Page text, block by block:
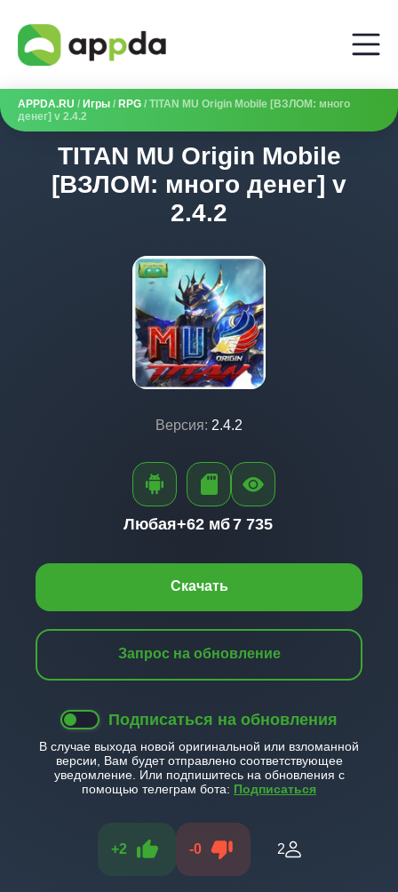
APPDA.RU / Игры / RPG / TITAN MU Origin Mobile [ВЗЛОМ: много
денег] v 2.4.2
TITAN MU Origin Mobile
[ВЗЛОМ: много денег] v
2.4.2
Версия: 2.4.2
Скачать
Запрос на обновление
Подписаться на обновления
В случае выхода новой оригинальной или взломанной
версии, Вам будет отправлено соответствующее
уведомление. Или подпишитесь на обновления с
помощью телеграм бота: Подписаться
+2 -0 2
Любая+62 мб7 735